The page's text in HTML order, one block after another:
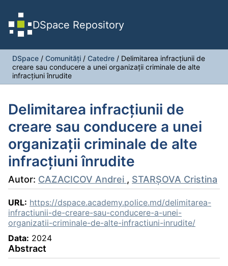
DSpace Repository
DSpace / Comunități / Catedre / Delimitarea infracțiunii de
creare sau conducere a unei organizații criminale de alte
infracțiuni înrudite
Delimitarea infracțiunii de
creare sau conducere a unei
organizații criminale de alte
infracțiuni înrudite
Autor: CAZACICOV Andrei , STARȘOVA Cristina
URL: https://dspace.academy.police.md/delimitarea-
infractiunii-de-creare-sau-conducere-a-unei-
organizatii-criminale-de-alte-infractiuni-inrudite/
Data: 2024
Abstract